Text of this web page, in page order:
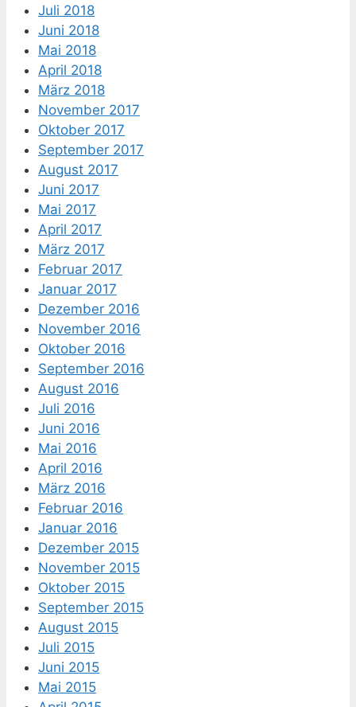
Juli 2018
Juni 2018
Mai 2018
April 2018
März 2018
November 2017
Oktober 2017
September 2017
August 2017
Juni 2017
Mai 2017
April 2017
März 2017
Februar 2017
Januar 2017
Dezember 2016
November 2016
Oktober 2016
September 2016
August 2016
Juli 2016
Juni 2016
Mai 2016
April 2016
März 2016
Februar 2016
Januar 2016
Dezember 2015
November 2015
Oktober 2015
September 2015
August 2015
Juli 2015
Juni 2015
Mai 2015